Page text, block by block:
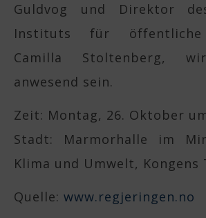
Guldvog und Direktor
Instituts für öffentliche
Camilla Stoltenberg,
anwesend sein.
Zeit: Montag, 26. Oktober
Stadt: Marmorhalle im
Klima und Umwelt, Kongens
Quelle: www.regjeringen.no